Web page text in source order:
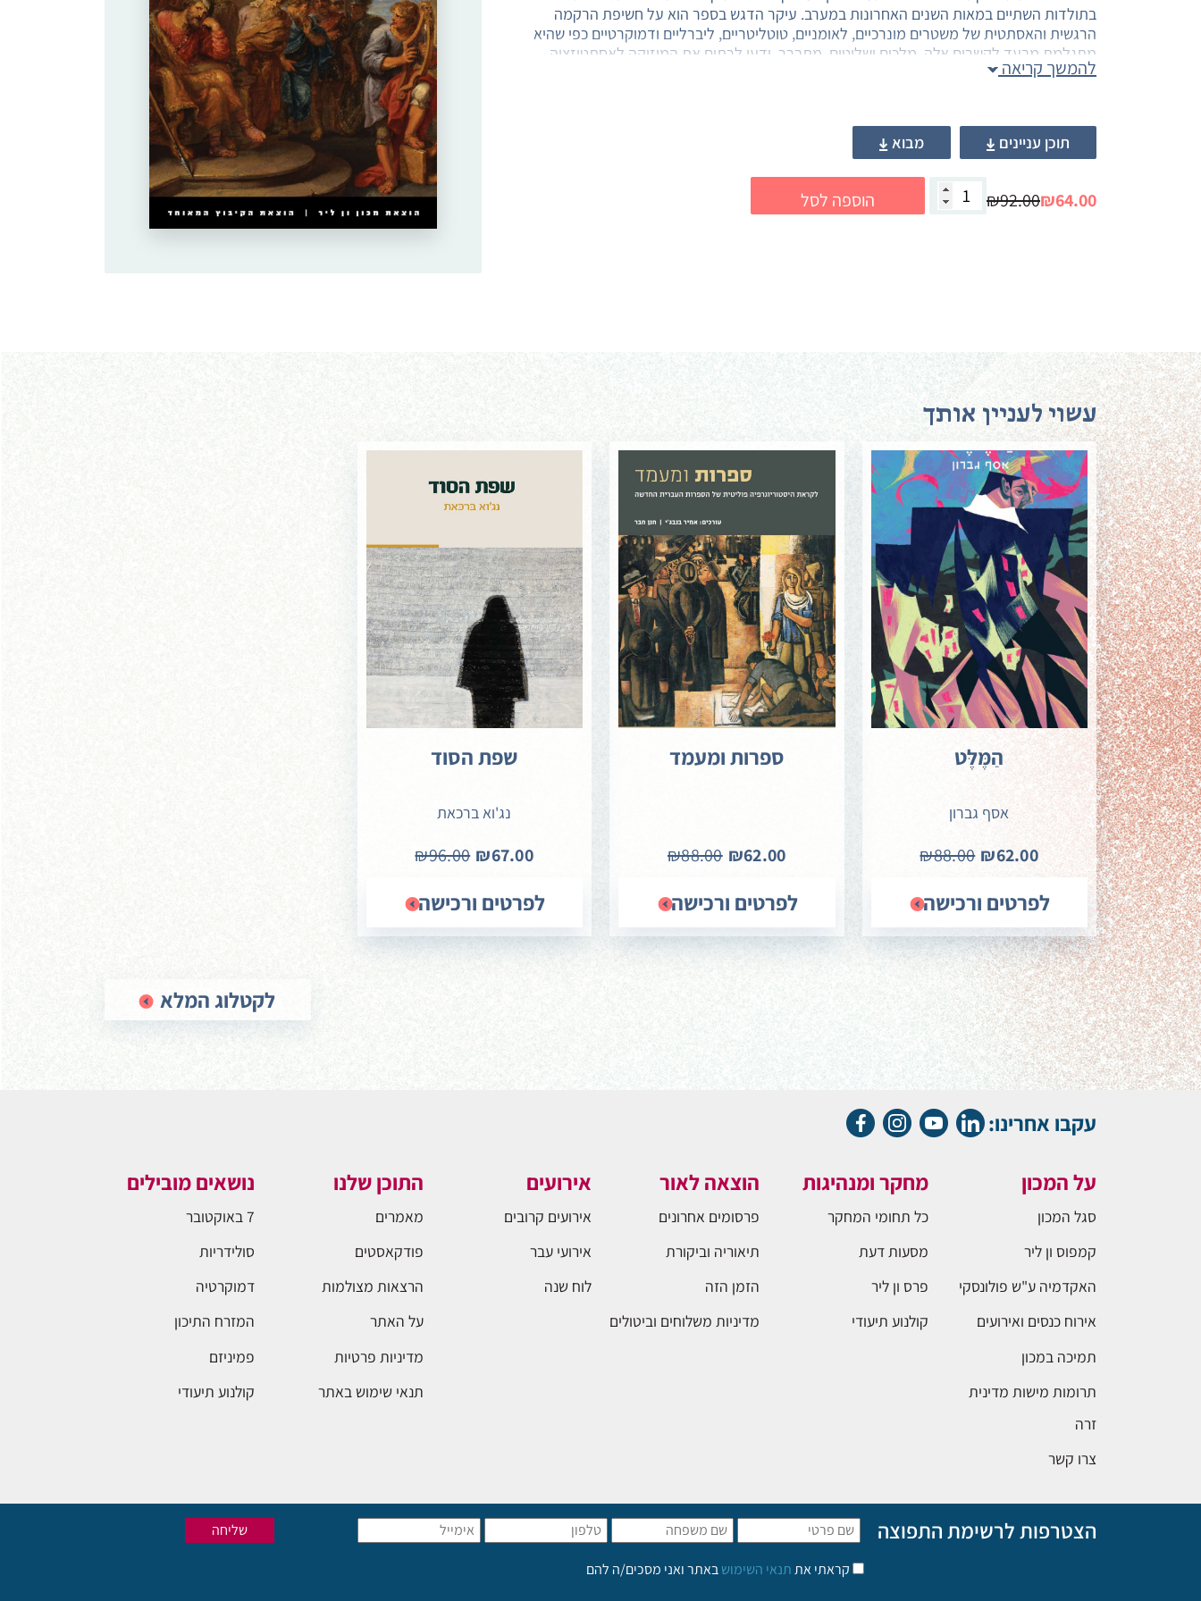
בתולדות השתיים במאות השנים האחרונות במערב. עיקר הדגש בספר הוא על חשיפת הרקמה
הרגשית והאסתטית של משטרים מונרכיים, לאומניים, טוטליטריים, ליברליים ודמוקרטיים כפי שהיא
מתגלמת מבעד לקשרים אלה. מלכים ושליטים, מתברר, ידעו לרתום את המוזיקה לאסתטיזציה
ולרוממות הכוח, אך המוזיקה מצאה את מקומה גם בעידוד הסולידריות וההתלהבות של מהפכנים.
מאחורי הדגל אל שדה הקרב, אך בה בעת נתנה ביטוי לתחושות מקבריות ולמרי אנטי-מלחמתי.
ברוח הליברליזם העולה, טוענים המחברים, הצליחה המוזיקה לא אחת לגלם את הפנימיות,
הבדידות והרפלקסיביות של היחיד, אך גם לטפח את אסתטיקת השיח הקאמרי הבין-אישי;
ובדמוקרטיה ביקשה להשמיע את "קול העם". המוזיקה שימשה ומשמשת לפיתוי קונים וצרכנים
סגולותיהן הייחודיות של כל אחת מן התופעות הנדונות כפי שהן עוצבו בהקשרים התרבותיים השונים.
להמשך קריאה
תוכן עניינים מבוא
₪64.00
₪92.00 הוספה לסל
עשוי לעניין אותך
הַמֶּלֶּט
אסף גברון
₪62.00
₪88.00
לפרטים ורכישה
ספרות ומעמד
₪62.00
₪88.00
לפרטים ורכישה
שפת הסוד
נג'וא ברכאת
₪67.00
₪96.00
לפרטים ורכישה
לקטלוג המלא
עקבו אחרינו:
על המכון
סגל המכון
קמפוס ון ליר
האקדמיה ע"ש פולונסקי
אירוח כנסים ואירועים
תמיכה במכון
תרומות מישות מדינית
זרה
צרו קשר
מחקר ומנהיגות
כל תחומי המחקר
מסעות דעת
פרס ון ליר
קולנוע תיעודי
הוצאה לאור
פרסומים אחרונים
תיאוריה וביקורת
הזמן הזה
מדיניות משלוחים וביטולים
אירועים
אירועים קרובים
אירועי עבר
לוח שנה
התוכן שלנו
מאמרים
פודקאסטים
הרצאות מצולמות
על האתר
מדיניות פרטיות
תנאי שימוש באתר
נושאים מובילים
7 באוקטובר
סולידריות
דמוקרטיה
המזרח התיכון
פמיניזם
קולנוע תיעודי
הצטרפות לרשימת התפוצה
קראתי אתתנאי השימושבאתר ואני מסכים/ה להם